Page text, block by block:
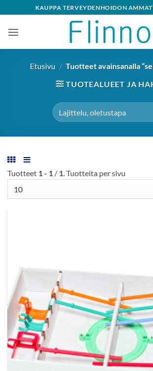
to
content
KAUPPA TERVEYDENHOIDON
Etusivu / Tuotteet avainsanalla
TUOTEALUEET JA
Tuotteet 1 - 1 / 1. Tuotteita per sivu